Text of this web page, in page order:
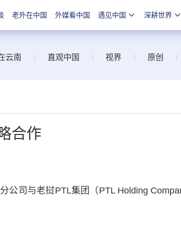
老外在中国 外媒看中国 遇见中国 深耕世界
云南 直观中国 视界 原创
合作
司与老挝PTL集团（PTL Holding